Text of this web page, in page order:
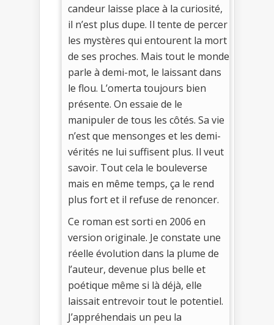
candeur laisse place à la curiosité,
il n’est plus dupe. Il tente de percer
les mystères qui entourent la mort
de ses proches. Mais tout le monde
parle à demi-mot, le laissant dans
le flou. L’omerta toujours bien
présente. On essaie de le
manipuler de tous les côtés. Sa vie
n’est que mensonges et les demi-
vérités ne lui suffisent plus. Il veut
savoir. Tout cela le bouleverse
mais en même temps, ça le rend
plus fort et il refuse de renoncer.
Ce roman est sorti en 2006 en
version originale. Je constate une
réelle évolution dans la plume de
l’auteur, devenue plus belle et
poétique même si là déjà, elle
laissait entrevoir tout le potentiel.
J’appréhendais un peu la